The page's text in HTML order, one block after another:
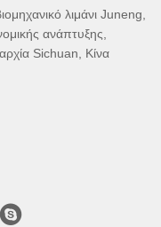
λιμάνι Juneng,
ανάπτυξης,
Sichuan, Κίνα